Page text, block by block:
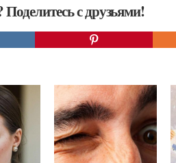
с друзьями!